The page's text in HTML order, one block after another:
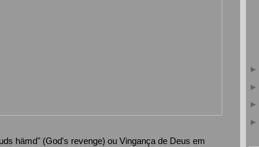
hämd" (God's revenge) ou Vingança de Deus em
►
►
►
►